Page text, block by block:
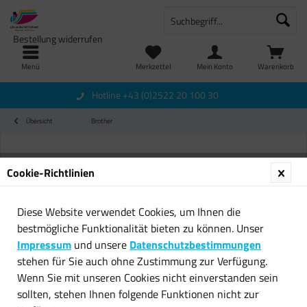
Menü Warenkorb
Merkzettel
Bestellung widerrufen
Mein Konto
Hotline +43 (0)2522 20 100 30
Übersicht Brother
Cookie-Richtlinien
Diese Website verwendet Cookies, um Ihnen die
bestmögliche Funktionalität bieten zu können. Unser
Impressum und unsere Datenschutzbestimmungen
stehen für Sie auch ohne Zustimmung zur Verfügung.
Wenn Sie mit unseren Cookies nicht einverstanden sein
sollten, stehen Ihnen folgende Funktionen nicht zur